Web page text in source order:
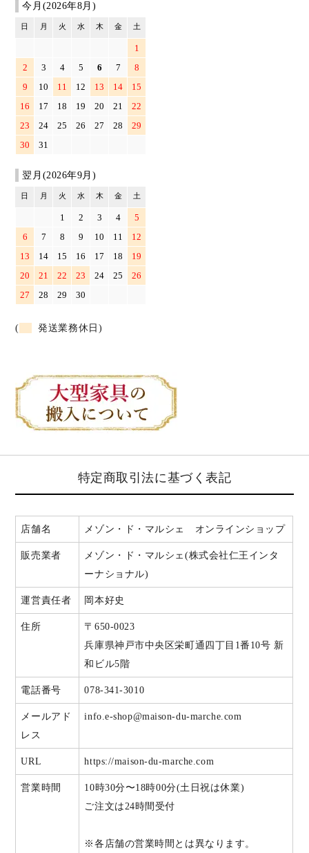
今月(2026年8月)
日 月 火 水 木 金 土
1
2
3 4 5 6 7
8
9
10 11 12 13 14
15
16
17 18 19 20 21
22
23
24 25 26 27 28
29
30
31
翌月(2026年9月)
日 月 火 水 木 金 土
1 2 3 4
5
6
7 8 9 10 11
12
13
14 15 16 17 18
19
20
21 22 23 24 25
26
27
28 29 30
( 発送業務休日)
特定商取引法に基づく表記
店舗名 メゾン・ド・マルシェ オンラインショップ
販売業者
メゾン・ド・マルシェ(株式会社仁王インタ
ーナショナル)
運営責任者 岡本好史
住所
〒650-0023
兵庫県神戸市中央区栄町通四丁目1番10号 新
和ビル5階
電話番号 078-341-3010
メールアド
レス
info.e-shop@maison-du-marche.com
URL https://maison-du-marche.com
営業時間
10時30分〜18時00分(土日祝は休業)
ご注文は24時間受付
※各店舗の営業時間とは異なります。